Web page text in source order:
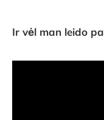
Ir vėl man leido